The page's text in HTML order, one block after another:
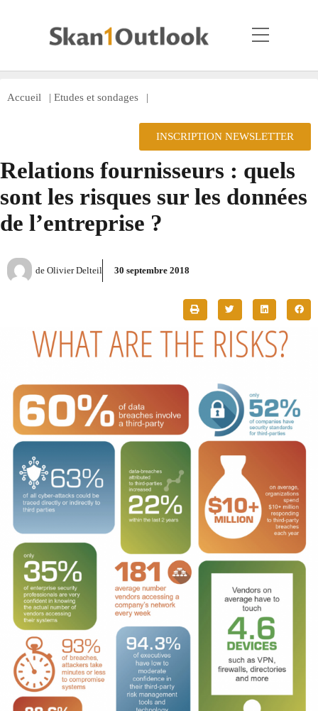
Accueil | Etudes et sondages |
INSCRIPTION NEWSLETTER
Relations fournisseurs : quels
sont les risques sur les données
de l’entreprise ?
de Olivier Delteil 30 septembre 2018